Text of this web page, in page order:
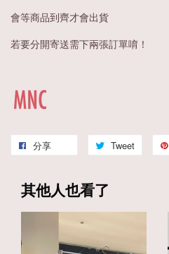
會等商品到齊才會出貨
若要分開寄送需下兩張訂單唷！
分享 Tweet
其他人也看了